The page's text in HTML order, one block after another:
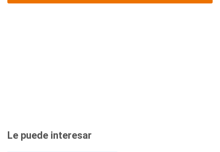
Le puede interesar